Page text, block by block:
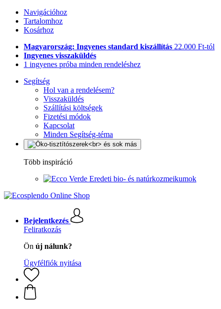
Navigációhoz
Tartalomhoz
Kosárhoz
Magyarország: Ingyenes standard kiszállítás 22.000 Ft-tól
Ingyenes visszaküldés
1 ingyenes próba minden rendeléshez
Segítség
Hol van a rendelésem?
Visszaküldés
Szállítási költségek
Fizetési módok
Kapcsolat
Minden Segítség-téma
Több inspiráció
Eredeti bio- és natúrkozmeikumok
Bejelentkezés
Feliratkozás
Ön új nálunk?
Ügyfélfiók nyitása